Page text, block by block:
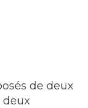
de deux
deux